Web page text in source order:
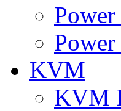
KVM
KVM